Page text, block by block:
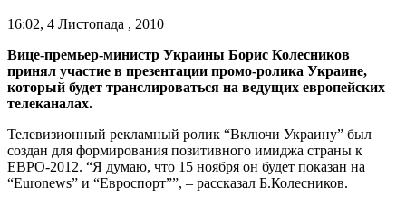
16:02, 4 Листопада , 2010
Вице-премьер-министр Украины Борис Колесников
принял участие в презентации промо-ролика Украине,
который будет транслироваться на ведущих европейских
телеканалах.
Телевизионный рекламный ролик “Включи Украину” был
создан для формирования позитивного имиджа страны к
ЕВРО-2012. “Я думаю, что 15 ноября он будет показан на
“Euronews” и “Евроспорт””, – рассказал Б.Колесников.